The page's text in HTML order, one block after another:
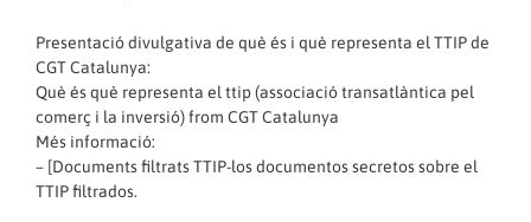
Presentació divulgativa de què és i què representa el TTIP de
CGT Catalunya:
Què és què representa el ttip (associació transatlàntica pel
comerç i la inversió)from CGT Catalunya
Més informació:
– [Documents filtrats TTIP-los documentos secretos sobre el
TTIP filtrados.